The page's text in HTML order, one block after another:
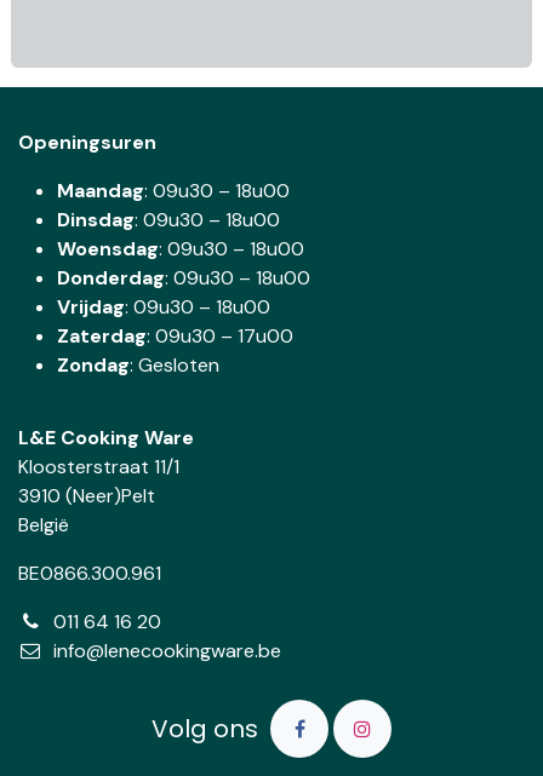
Openingsuren
Maandag: 09u30 – 18u00
Dinsdag: 09u30 – 18u00
Woensdag: 09u30 – 18u00
Donderdag: 09u30 – 18u00
Vrijdag: 09u30 – 18u00
Zaterdag: 09u30 – 17u00
Zondag: Gesloten
L&E Cooking Ware
Kloosterstraat 11/1
3910 (Neer)Pelt
België
BE0866.300.961
011 64 16 20
info@lenecookingware.be
Volg ons